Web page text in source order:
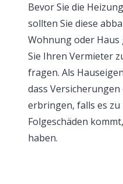
Bevor Sie die
sollten Sie diese
Wohnung oder Haus
Sie Ihren Vermieter
fragen. Als
dass
erbringen, falls es
Folgeschäden
haben.